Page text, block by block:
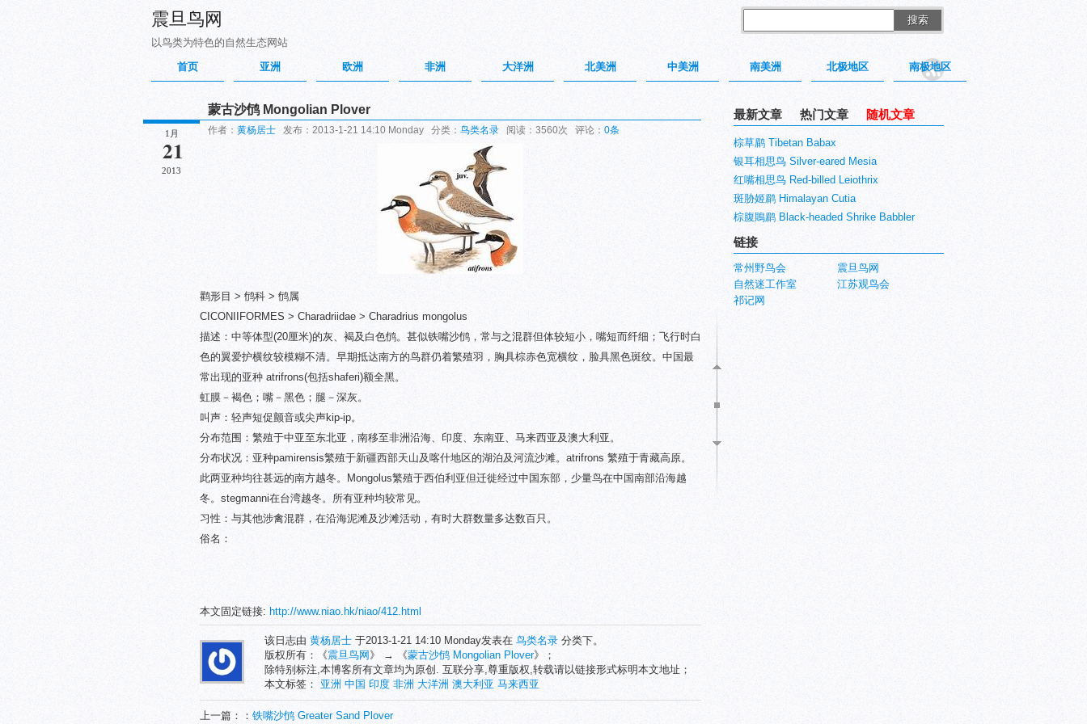
震旦鸟网
以鸟类为特色的自然生态网站
搜索
首页 亚洲 欧洲 非洲 大洋洲 北美洲 中美洲 南美洲 北极地区 南极地区
1月
21
2013
蒙古沙鸻 Mongolian Plover
作者： 黄杨居士 发布：2013-1-21 14:10 Monday 分类： 鸟类名录 阅读：3560次 评论： 0条
鹳形目 > 鸻科 > 鸻属
CICONIIFORMES > Charadriidae > Charadrius mongolus
描述：中等体型(20厘米)的灰、褐及白色鸻。甚似铁嘴沙鸻，常与之混群但体较短小，嘴短而纤细；飞行时白
色的翼爱护横纹较模糊不清。早期抵达南方的鸟群仍着繁殖羽，胸具棕赤色宽横纹，脸具黑色斑纹。中国最
常出现的亚种 atrifrons(包括shaferi)额全黑。
虹膜－褐色；嘴－黑色；腿－深灰。
叫声：轻声短促颤音或尖声kip-ip。
分布范围：繁殖于中亚至东北亚，南移至非洲沿海、印度、东南亚、马来西亚及澳大利亚。
分布状况：亚种pamirensis繁殖于新疆西部天山及喀什地区的湖泊及河流沙滩。atrifrons 繁殖于青藏高原。
此两亚种均往甚远的南方越冬。Mongolus繁殖于西伯利亚但迁徙经过中国东部，少量鸟在中国南部沿海越
冬。stegmanni在台湾越冬。所有亚种均较常见。
习性：与其他涉禽混群，在沿海泥滩及沙滩活动，有时大群数量多达数百只。
俗名：
本文固定链接: http://www.niao.hk/niao/412.html
该日志由 黄杨居士 于2013-1-21 14:10 Monday发表在 鸟类名录 分类下。
版权所有：《震旦鸟网 》 → 《蒙古沙鸻 Mongolian Plover》；
除特别标注,本博客所有文章均为原创. 互联分享,尊重版权,转载请以链接形式标明本文地址；
本文标签： 亚洲 中国 印度 非洲 大洋洲 澳大利亚 马来西亚
上一篇：： 铁嘴沙鸻 Greater Sand Plover
最新文章 热门文章 随机文章
棕草鹛 Tibetan Babax
银耳相思鸟 Silver-eared Mesia
红嘴相思鸟 Red-billed Leiothrix
斑胁姬鹛 Himalayan Cutia
棕腹鵙鹛 Black-headed Shrike Babbler
链接
常州野鸟会
震旦鸟网
自然迷工作室
江苏观鸟会
祁记网